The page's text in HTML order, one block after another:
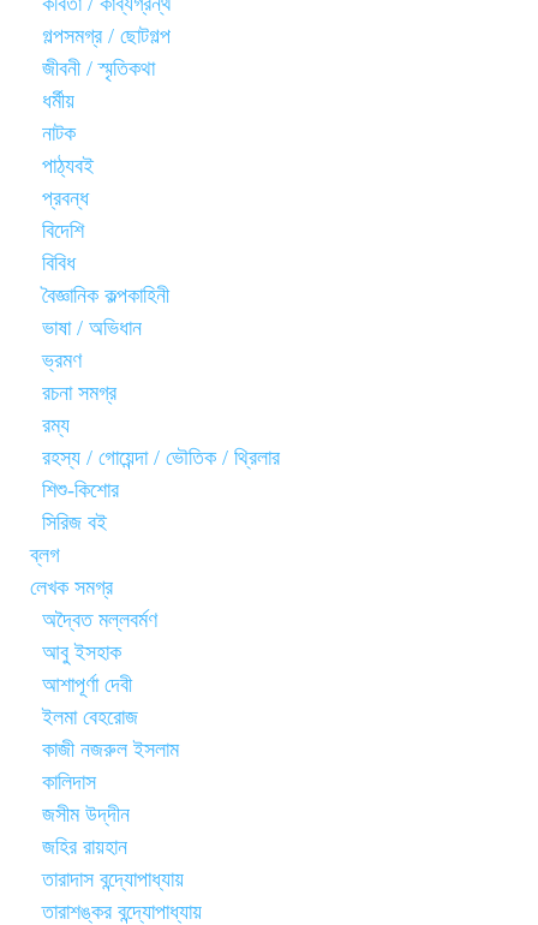
গল্পসমগ্র / ছোটগল্প
জীবনী / স্মৃতিকথা
ধর্মীয়
নাটক
পাঠ্যবই
প্রবন্ধ
বিদেশি
বিবিধ
বৈজ্ঞানিক কল্পকাহিনী
ভাষা / অভিধান
ভ্রমণ
রচনা সমগ্র
রম্য
রহস্য / গোয়েন্দা / ভৌতিক / থ্রিলার
শিশু-কিশোর
সিরিজ বই
ব্লগ
লেখক সমগ্র
অদ্বৈত মল্লবর্মণ
আবু ইসহাক
আশাপূর্ণা দেবী
ইলমা বেহরোজ
কাজী নজরুল ইসলাম
কালিদাস
জসীম উদ্‌দীন
জহির রায়হান
তারাদাস বন্দ্যোপাধ্যায়
তারাশঙ্কর বন্দ্যোপাধ্যায়